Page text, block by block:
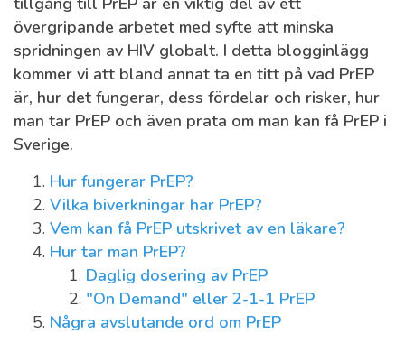
övergripande arbetet med syfte att minska
spridningen av HIV globalt. I detta blogginlägg
kommer vi att bland annat ta en titt på vad PrEP
är, hur det fungerar, dess fördelar och risker, hur
man tar PrEP och även prata om man kan få PrEP i
Sverige.
Hur fungerar PrEP?
Vilka biverkningar har PrEP?
Vem kan få PrEP utskrivet av en läkare?
Hur tar man PrEP?
Daglig dosering av PrEP
"On Demand" eller 2-1-1 PrEP
Några avslutande ord om PrEP